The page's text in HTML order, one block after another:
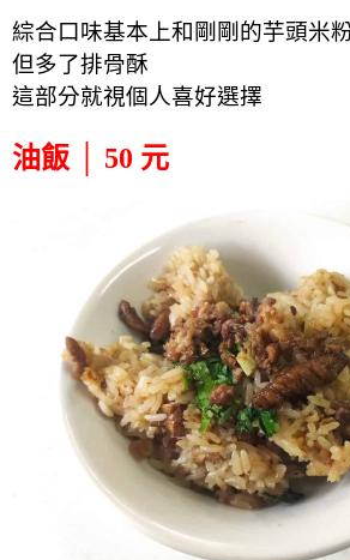
綜合口味基本上和剛剛的芋頭米
但多了排骨酥
這部分就視個人喜好選擇
油飯 │ 50 元